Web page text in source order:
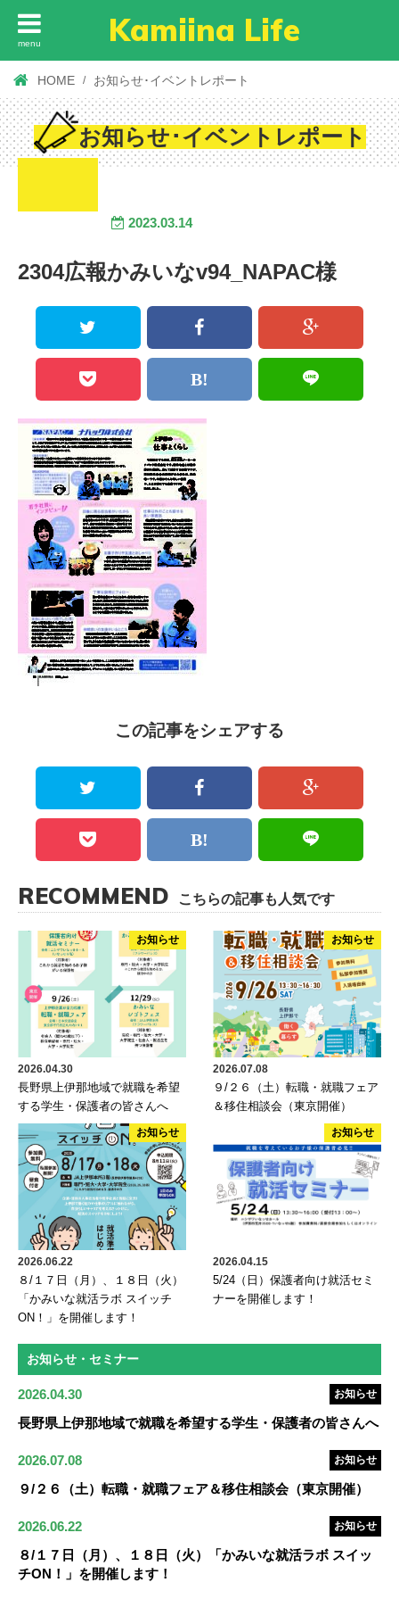
menu Kamiina Life
HOME お知らせ･イベントレポート
お知らせ･イベントレポート
2023.03.14
2304広報かみいなv94_NAPAC様
この記事をシェアする
RECOMMEND こちらの記事も人気です
お知らせ
2026.04.30
長野県上伊那地域で就職を希望
する学生・保護者の皆さんへ
お知らせ
2026.07.08
９/２６（土）転職・就職フェア
＆移住相談会（東京開催）
お知らせ
2026.06.22
８/１７日（月）、１８日（火）
「かみいな就活ラボ スイッチ
ON！」を開催します！
お知らせ
2026.04.15
5/24（日）保護者向け就活セミ
ナーを開催します！
お知らせ・セミナー
2026.04.30 お知らせ
長野県上伊那地域で就職を希望する学生・保護者の皆さんへ
2026.07.08 お知らせ
９/２６（土）転職・就職フェア＆移住相談会（東京開催）
2026.06.22 お知らせ
８/１７日（月）、１８日（火）「かみいな就活ラボ スイッ
チON！」を開催します！